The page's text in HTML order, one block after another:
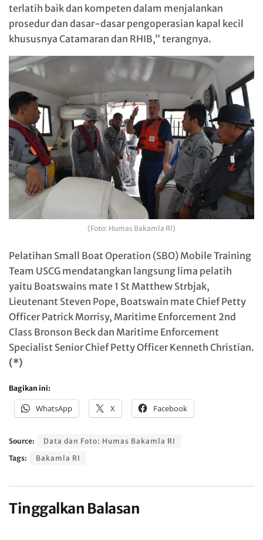
terlatih baik dan kompeten dalam menjalankan
prosedur dan dasar-dasar pengoperasian kapal kecil
khususnya Catamaran dan RHIB,” terangnya.
(Foto: Humas Bakamla RI)
Pelatihan Small Boat Operation (SBO) Mobile Training
Team USCG mendatangkan langsung lima pelatih
yaitu Boatswains mate 1 St Matthew Strbjak,
Lieutenant Steven Pope, Boatswain mate Chief Petty
Officer Patrick Morrisy, Maritime Enforcement 2nd
Class Bronson Beck dan Maritime Enforcement
Specialist Senior Chief Petty Officer Kenneth Christian.
(*)
Bagikan ini:
WhatsApp X Facebook
Source:
Data dan Foto: Humas Bakamla RI
Tags:
Bakamla RI
Tinggalkan Balasan